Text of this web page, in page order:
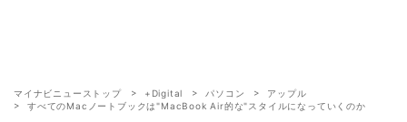
マイナビニューストップ +Digital パソコン
アップル
すべてのMacノートブックは"MacBook Air的な"スタイルになっていくのか